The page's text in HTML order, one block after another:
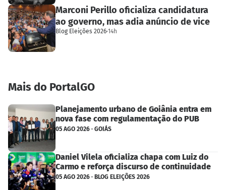
Marconi Perillo oficializa candidatura
ao governo, mas adia anúncio de vice
Blog Eleições 2026·14h
Mais do PortalGO
Planejamento urbano de Goiânia entra em
nova fase com regulamentação do PUB
05 AGO 2026 · GOIÁS
Daniel Vilela oficializa chapa com Luiz do
Carmo e reforça discurso de continuidade
05 AGO 2026 · BLOG ELEIÇÕES 2026